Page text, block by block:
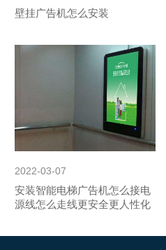
壁挂广告机怎么安装
2022-03-07
安装智能电梯广告机怎么接电
源线怎么走线更安全更人性化